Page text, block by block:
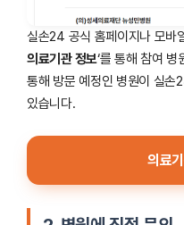
실손24 공식 홈페이지나 모바
의료기관 정보‘를 통해 참여
통해 방문 예정인 병원이 실손
있습니다.
의료